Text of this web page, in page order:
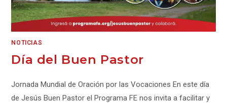
NOTICIAS
Día del Buen Pastor
Jornada Mundial de Oración por las Vocaciones En este día
de Jesús Buen Pastor el Programa FE nos invita a facilitar y